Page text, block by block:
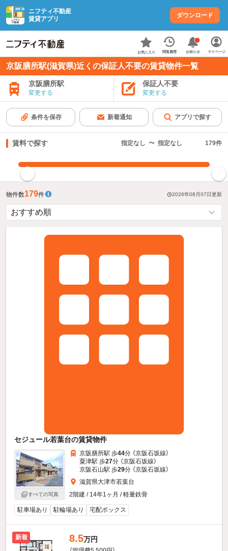
ニフティ不動産
賃貸アプリ
ダウンロード
お気に入り 閲覧履歴 お知らせ マイページ
京阪膳所駅(滋賀県)近くの保証人不要の賃貸物件一覧
京阪膳所駅
変更する
保証人不要
変更する
条件を保存 新着通知 アプリで探す
賃料で探す 指定なし 〜 指定なし 179件
物件数179件 2026年08月07日更新
セジュール若葉台の賃貸物件
すべての写真
京阪膳所駅 歩44分 （京阪石坂線）
粟津駅 歩27分 （京阪石坂線）
京阪石山駅 歩29分 （京阪石坂線）
滋賀県大津市若葉台
2階建 / 14年1ヶ月 / 軽量鉄骨
駐車場あり 駐輪場あり 宅配ボックス
新着 8.5万円